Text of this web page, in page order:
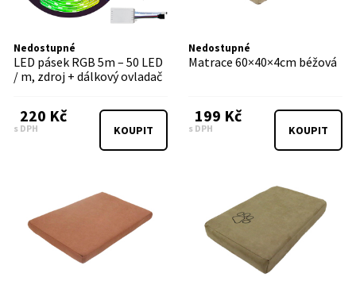
Nedostupné
LED pásek RGB 5m – 50 LED
/ m, zdroj + dálkový ovladač
220 Kč
s DPH KOUPIT
Nedostupné
Matrace 60×40×4cm béžová
199 Kč
s DPH KOUPIT